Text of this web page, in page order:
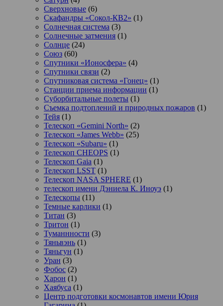
Сверхновые (6)
Скафандры «Сокол-КВ2» (1)
Солнечная система (3)
Солнечные затмения (1)
Солнце (24)
Союз (60)
Спутники «Ионосфера» (4)
Спутники связи (2)
Спутниковая система «Гонец» (1)
Станции приема информации (1)
Суборбитальные полеты (1)
Съемка подтоплений и природных пожаров (1)
Тейя (1)
Телескоп «Gemini North» (2)
Телескоп «James Webb» (25)
Телескоп «Subaru» (1)
Телескоп CHEOPS (1)
Телескоп Gaia (1)
Телескоп LSST (1)
Телескоп NASA SPHERE (1)
телескоп имени Дэниела К. Иноуэ (1)
Телескопы (11)
Темные карлики (1)
Титан (3)
Тритон (1)
Туманнности (3)
Тяньвэнь (1)
Тяньгун (1)
Уран (3)
Фобос (2)
Харон (1)
Хаябуса (1)
Центр подготовки космонавтов имени Юрия